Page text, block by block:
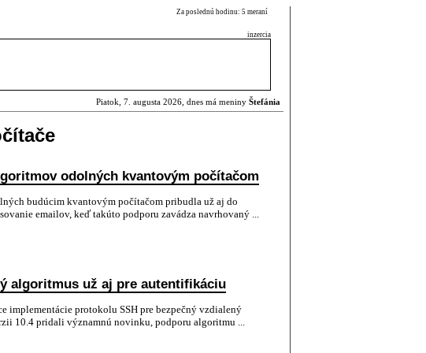
Za poslednú hodinu: 5 meraní
inzercia
Piatok, 7. augusta 2026, dnes má meniny Štefánia
odolných kvantovým počítačom
budúcim kvantovým počítačom pribudla už aj do
emailov, keď takúto podporu zavádza navrhovaný ...
algoritmus už aj pre autentifikáciu
implementácie protokolu SSH pre bezpečný vzdialený
10.4 pridali významnú novinku, podporu algoritmu ...